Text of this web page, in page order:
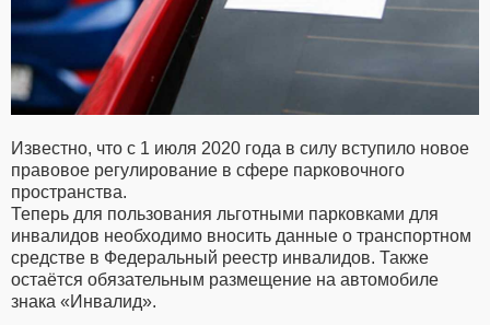
Известно, что с 1 июля 2020 года в силу вступило новое
правовое регулирование в сфере парковочного
пространства.
Теперь для пользования льготными парковками для
инвалидов необходимо вносить данные о транспортном
средстве в Федеральный реестр инвалидов. Также
остаётся обязательным размещение на автомобиле
знака «Инвалид».